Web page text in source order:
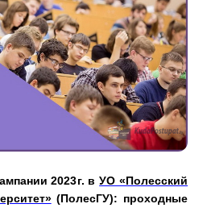
2023г. вУО «Полесский
(ПолесГУ): проходные